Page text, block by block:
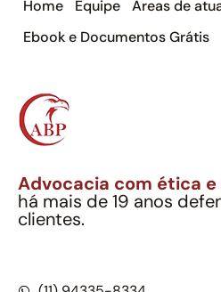
Home Equipe Áreas de
Ebook e Documentos Grátis
Advocacia com ética
há mais de 19 anos
clientes.